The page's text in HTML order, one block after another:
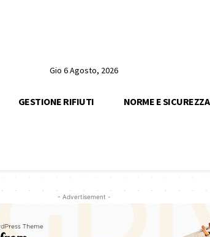
Gio 6 Agosto, 2026
GESTIONE RIFIUTI NORME E SICUREZZA
- Advertisement -